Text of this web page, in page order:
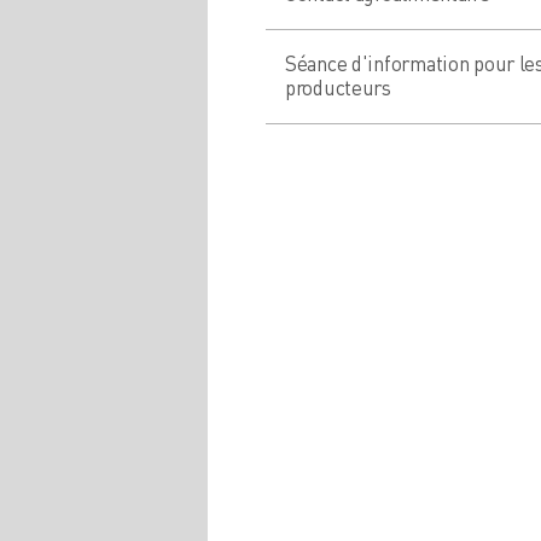
Séance d'information pour
producteurs